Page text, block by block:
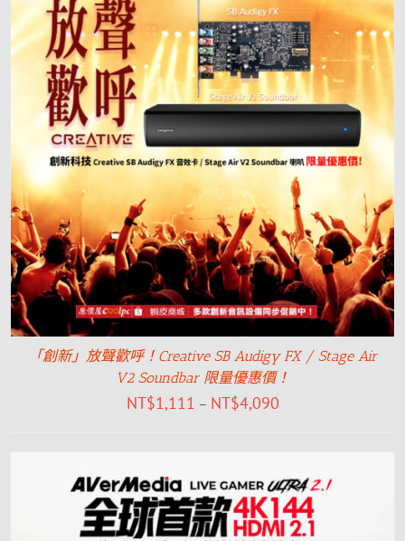
「創新」放聲歡呼！Creative SB Audigy FX / Stage Air
V2 Soundbar 限量優惠價！
NT$1,111 – NT$4,090